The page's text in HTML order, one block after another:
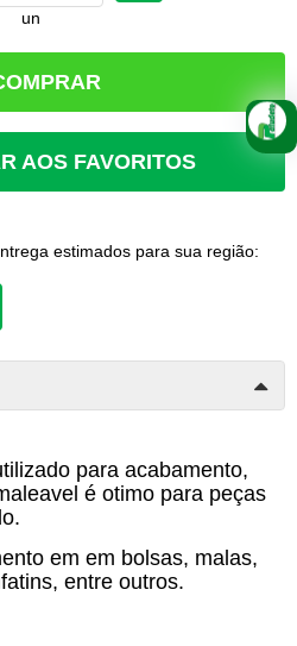
un
AOS FAVORITOS
estimados para sua região:
para acabamento,
é otimo para peças
em em bolsas, malas,
entre outros.